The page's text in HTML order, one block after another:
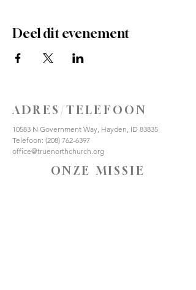
Deel dit evenement
ADRES/TELEFOON
10583 N Government Way, Hayden, ID 83835
Telefoon: (208) 762-6397
office@truenorthchurch.org
ONZE MISSIE